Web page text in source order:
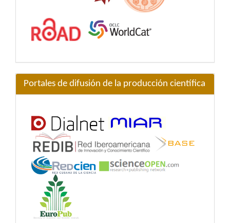
Portales de difusión de la producción científica